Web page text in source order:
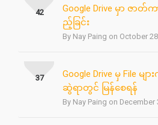
Google Drive မှာ ဇာ
ည့်ခြင်း
By Nay Paing on October
42
Google Drive မှ File မျာ
ဆွဲရာတွင် မြန်စေရန်
By Nay Paing on December
37